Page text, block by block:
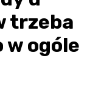
trzeba
ogóle